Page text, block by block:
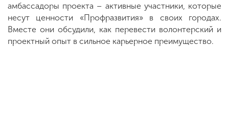
амбассадоры проекта – активные участники, которые
несут ценности «Профразвития» в своих городах.
Вместе они обсудили, как перевести волонтерский и
проектный опыт в сильное карьерное преимущество.